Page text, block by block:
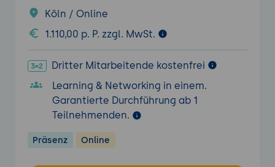
Köln / Online
1.110,00 p. P. zzgl. MwSt.
Dritter Mitarbeitende kostenfrei
Learning & Networking in einem.
Garantierte Durchführung ab 1
Teilnehmenden.
Präsenz Online